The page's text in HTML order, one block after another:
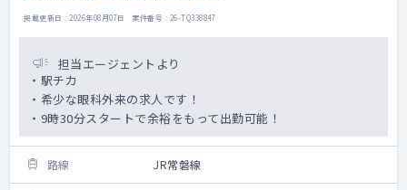
掲載更新日 : 2026年08月07日 案件番号 : 26-TQ338847
担当エージェントより
・駅チカ
・希少な眼科外来の求人です！
・9時30分スタートで余裕をもって出勤可能！
路線 JR常磐線